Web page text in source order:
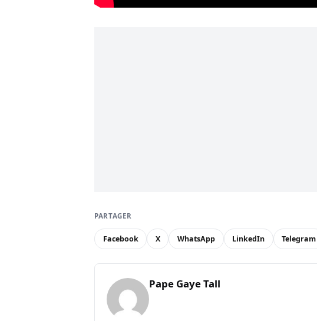
PARTAGER
Facebook X WhatsApp LinkedIn Telegram
Pape Gaye Tall